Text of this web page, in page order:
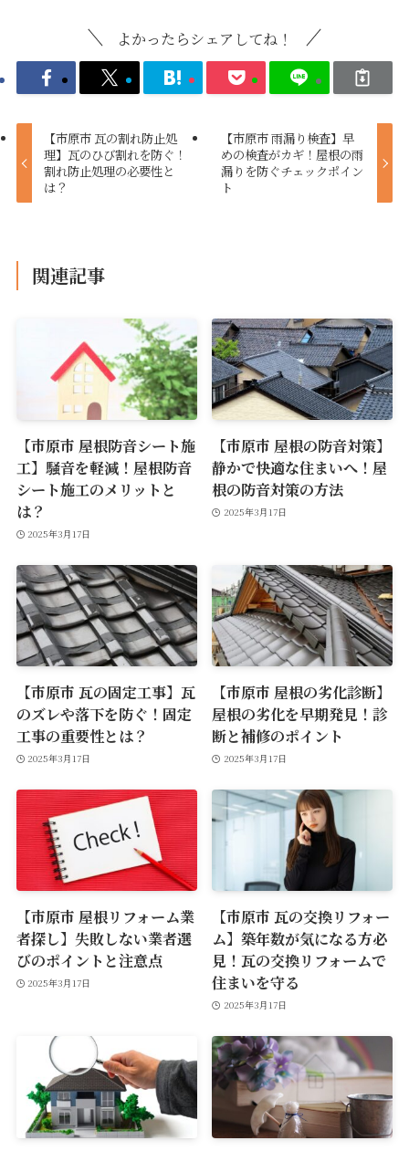
よかったらシェアしてね！
【市原市 瓦の割れ防止処
理】瓦のひび割れを防ぐ！
割れ防止処理の必要性と
は？
【市原市 雨漏り検査】早
めの検査がカギ！屋根の雨
漏りを防ぐチェックポイン
ト
関連記事
【市原市 屋根防音シート施
工】騒音を軽減！屋根防音
シート施工のメリットと
は？
2025年3月17日
【市原市 屋根の防音対策】
静かで快適な住まいへ！屋
根の防音対策の方法
2025年3月17日
【市原市 瓦の固定工事】瓦
のズレや落下を防ぐ！固定
工事の重要性とは？
2025年3月17日
【市原市 屋根の劣化診断】
屋根の劣化を早期発見！診
断と補修のポイント
2025年3月17日
【市原市 屋根リフォーム業
者探し】失敗しない業者選
びのポイントと注意点
2025年3月17日
【市原市 瓦の交換リフォー
ム】築年数が気になる方必
見！瓦の交換リフォームで
住まいを守る
2025年3月17日